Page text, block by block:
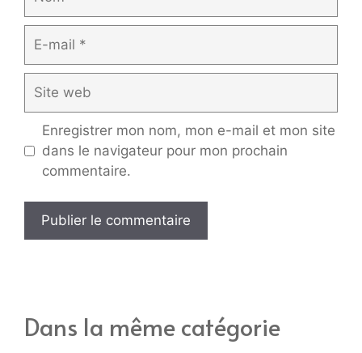
mail
web
Enregistrer mon nom, mon e-mail et mon site
dans le navigateur pour mon prochain
commentaire.
Dans la même catégorie